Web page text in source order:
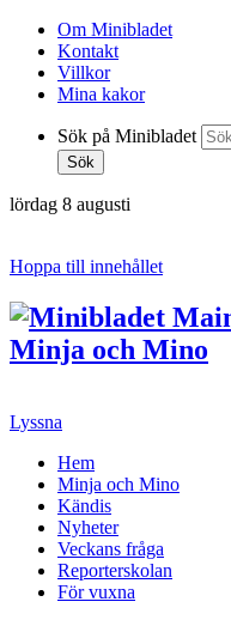
Om Minibladet
Kontakt
Villkor
Mina kakor
Sök på Minibladet
Sök
lördag 8 augusti
Hoppa till innehållet
Lyssna
Hem
Minja och Mino
Kändis
Nyheter
Veckans fråga
Reporterskolan
För vuxna